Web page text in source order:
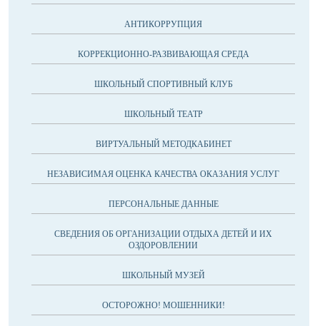
АНТИКОРРУПЦИЯ
КОРРЕКЦИОННО-РАЗВИВАЮЩАЯ СРЕДА
ШКОЛЬНЫЙ СПОРТИВНЫЙ КЛУБ
ШКОЛЬНЫЙ ТЕАТР
ВИРТУАЛЬНЫЙ МЕТОДКАБИНЕТ
НЕЗАВИСИМАЯ ОЦЕНКА КАЧЕСТВА ОКАЗАНИЯ УСЛУГ
ПЕРСОНАЛЬНЫЕ ДАННЫЕ
СВЕДЕНИЯ ОБ ОРГАНИЗАЦИИ ОТДЫХА ДЕТЕЙ И ИХ
ОЗДОРОВЛЕНИИ
ШКОЛЬНЫЙ МУЗЕЙ
ОСТОРОЖНО! МОШЕННИКИ!